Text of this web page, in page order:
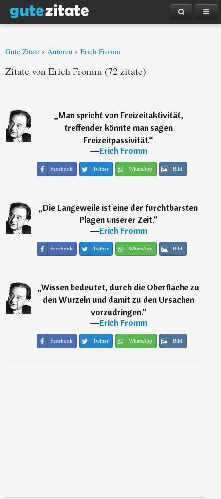
Gute Zitate › Autoren › Erich Fromm
Zitate von Erich Fromm (72 zitate)
„Man spricht von Freizeitaktivität,
treffender könnte man sagen
Freizeitpassivität.“
―Erich Fromm
Facebook Twitter WhatsApp Bild
„Die Langeweile ist eine der furchtbarsten
Plagen unserer Zeit.“
―Erich Fromm
Facebook Twitter WhatsApp Bild
„Wissen bedeutet, durch die Oberfläche zu
den Wurzeln und damit zu den Ursachen
vorzudringen.“
―Erich Fromm
Facebook Twitter WhatsApp Bild